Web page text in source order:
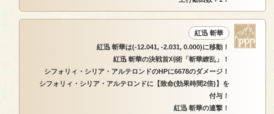
紅迅 斬華
紅迅 斬華は(-12.041, -2.031, 0.000)に移動！
紅迅 斬華の決戦首刈術「斬華繚乱」！
シフォリィ・シリア・アルテロンドのHPに6678のダメージ！
シフォリィ・シリア・アルテロンドに【致命(効果時間2倍)】を
付与！
紅迅 斬華の連撃！